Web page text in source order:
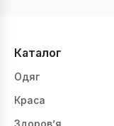
Каталог
Одяг
Краса
Здоров’я